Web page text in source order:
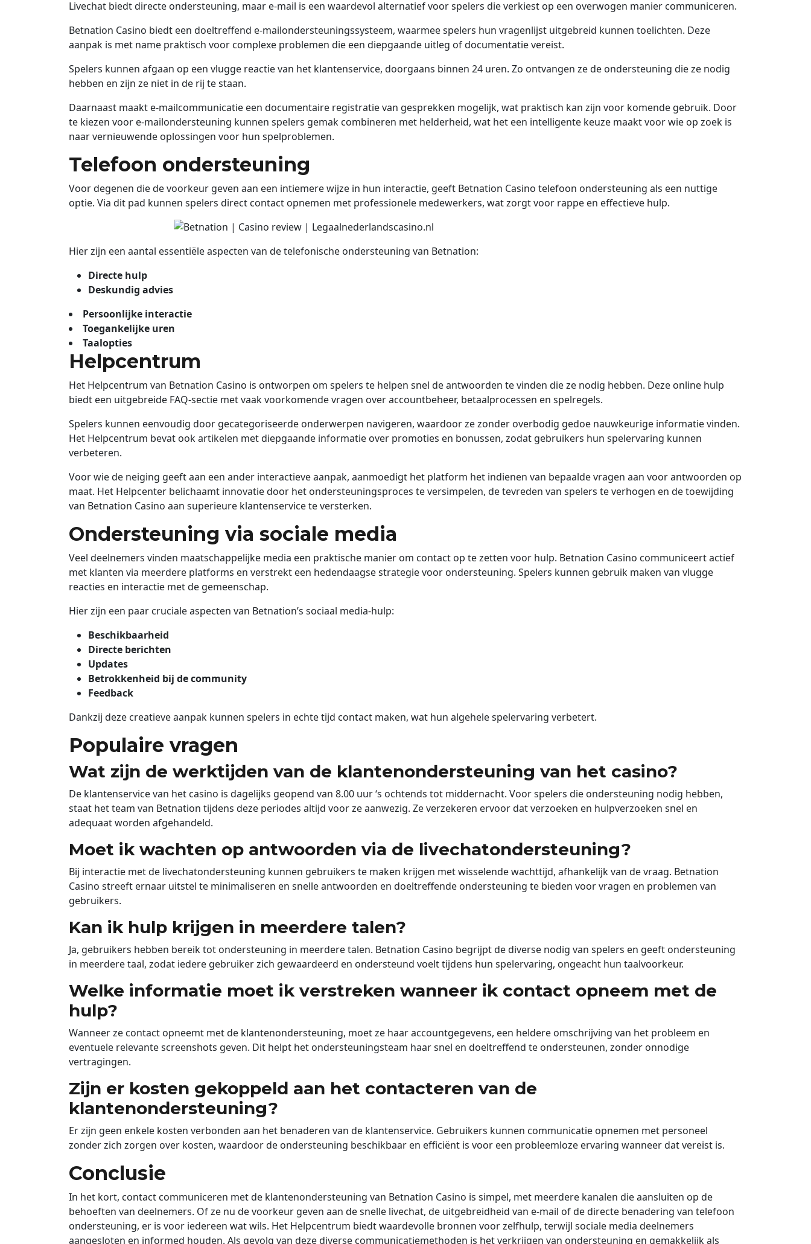
Livechat biedt directe ondersteuning, maar e-mail is een waardevol alternatief voor spelers die verkiest op een overwogen manier communiceren.
Betnation Casino biedt een doeltreffend e-mailondersteuningssysteem, waarmee spelers hun vragenlijst uitgebreid kunnen toelichten. Deze
aanpak is met name praktisch voor complexe problemen die een diepgaande uitleg of documentatie vereist.
Spelers kunnen afgaan op een vlugge reactie van het klantenservice, doorgaans binnen 24 uren. Zo ontvangen ze de ondersteuning die ze nodig
hebben en zijn ze niet in de rij te staan.
Daarnaast maakt e-mailcommunicatie een documentaire registratie van gesprekken mogelijk, wat praktisch kan zijn voor komende gebruik. Door
te kiezen voor e-mailondersteuning kunnen spelers gemak combineren met helderheid, wat het een intelligente keuze maakt voor wie op zoek is
naar vernieuwende oplossingen voor hun spelproblemen.
Telefoon ondersteuning
Voor degenen die de voorkeur geven aan een intiemere wijze in hun interactie, geeft Betnation Casino telefoon ondersteuning als een nuttige
optie. Via dit pad kunnen spelers direct contact opnemen met professionele medewerkers, wat zorgt voor rappe en effectieve hulp.
Hier zijn een aantal essentiële aspecten van de telefonische ondersteuning van Betnation:
Directe hulp
Deskundig advies
Persoonlijke interactie
Toegankelijke uren
Taalopties
Helpcentrum
Het Helpcentrum van Betnation Casino is ontworpen om spelers te helpen snel de antwoorden te vinden die ze nodig hebben. Deze online hulp
biedt een uitgebreide FAQ-sectie met vaak voorkomende vragen over accountbeheer, betaalprocessen en spelregels.
Spelers kunnen eenvoudig door gecategoriseerde onderwerpen navigeren, waardoor ze zonder overbodig gedoe nauwkeurige informatie vinden.
Het Helpcentrum bevat ook artikelen met diepgaande informatie over promoties en bonussen, zodat gebruikers hun spelervaring kunnen
verbeteren.
Voor wie de neiging geeft aan een ander interactieve aanpak, aanmoedigt het platform het indienen van bepaalde vragen aan voor antwoorden op
maat. Het Helpcenter belichaamt innovatie door het ondersteuningsproces te versimpelen, de tevreden van spelers te verhogen en de toewijding
van Betnation Casino aan superieure klantenservice te versterken.
Ondersteuning via sociale media
Veel deelnemers vinden maatschappelijke media een praktische manier om contact op te zetten voor hulp. Betnation Casino communiceert actief
met klanten via meerdere platforms en verstrekt een hedendaagse strategie voor ondersteuning. Spelers kunnen gebruik maken van vlugge
reacties en interactie met de gemeenschap.
Hier zijn een paar cruciale aspecten van Betnation’s sociaal media-hulp:
Beschikbaarheid
Directe berichten
Updates
Betrokkenheid bij de community
Feedback
Dankzij deze creatieve aanpak kunnen spelers in echte tijd contact maken, wat hun algehele spelervaring verbetert.
Populaire vragen
Wat zijn de werktijden van de klantenondersteuning van het casino?
De klantenservice van het casino is dagelijks geopend van 8.00 uur ‘s ochtends tot middernacht. Voor spelers die ondersteuning nodig hebben,
staat het team van Betnation tijdens deze periodes altijd voor ze aanwezig. Ze verzekeren ervoor dat verzoeken en hulpverzoeken snel en
adequaat worden afgehandeld.
Moet ik wachten op antwoorden via de livechatondersteuning?
Bij interactie met de livechatondersteuning kunnen gebruikers te maken krijgen met wisselende wachttijd, afhankelijk van de vraag. Betnation
Casino streeft ernaar uitstel te minimaliseren en snelle antwoorden en doeltreffende ondersteuning te bieden voor vragen en problemen van
gebruikers.
Kan ik hulp krijgen in meerdere talen?
Ja, gebruikers hebben bereik tot ondersteuning in meerdere talen. Betnation Casino begrijpt de diverse nodig van spelers en geeft ondersteuning
in meerdere taal, zodat iedere gebruiker zich gewaardeerd en ondersteund voelt tijdens hun spelervaring, ongeacht hun taalvoorkeur.
Welke informatie moet ik verstreken wanneer ik contact opneem met de
hulp?
Wanneer ze contact opneemt met de klantenondersteuning, moet ze haar accountgegevens, een heldere omschrijving van het probleem en
eventuele relevante screenshots geven. Dit helpt het ondersteuningsteam haar snel en doeltreffend te ondersteunen, zonder onnodige
vertragingen.
Zijn er kosten gekoppeld aan het contacteren van de
klantenondersteuning?
Er zijn geen enkele kosten verbonden aan het benaderen van de klantenservice. Gebruikers kunnen communicatie opnemen met personeel
zonder zich zorgen over kosten, waardoor de ondersteuning beschikbaar en efficiënt is voor een probleemloze ervaring wanneer dat vereist is.
Conclusie
In het kort, contact communiceren met de klantenondersteuning van Betnation Casino is simpel, met meerdere kanalen die aansluiten op de
behoeften van deelnemers. Of ze nu de voorkeur geven aan de snelle livechat, de uitgebreidheid van e-mail of de directe benadering van telefoon
ondersteuning, er is voor iedereen wat wils. Het Helpcentrum biedt waardevolle bronnen voor zelfhulp, terwijl sociale media deelnemers
aangesloten en informed houden. Als gevolg van deze diverse communicatiemethoden is het verkrijgen van ondersteuning en gemakkelijk als